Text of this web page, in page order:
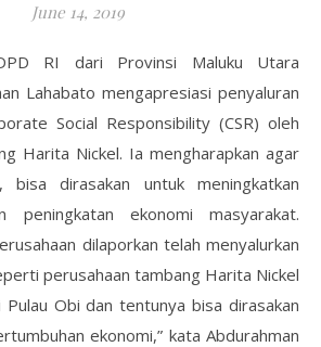
June 14, 2019
RI dari Provinsi Maluku Utara
Lahabato mengapresiasi penyaluran
Social Responsibility (CSR) oleh
Harita Nickel. Ia mengharapkan agar
bisa dirasakan untuk meningkatkan
peningkatan ekonomi masyarakat.
dilaporkan telah menyalurkan
perusahaan tambang Harita Nickel
Obi dan tentunya bisa dirasakan
ekonomi,” kata Abdurahman